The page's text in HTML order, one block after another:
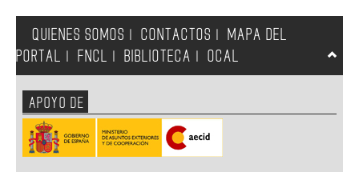
QUIENES SOMOS CONTACTOS
MAPA DEL
PORTAL
FNCL BIBLIOTECA OCAL
APOYO DE